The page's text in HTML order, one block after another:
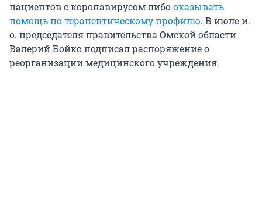
пациентов с коронавирусом либооказывать
помощь по терапевтическому профилю. В июле и.
о. председателя правительства Омской области
Валерий Бойко подписал распоряжение о
реорганизации медицинского учреждения.